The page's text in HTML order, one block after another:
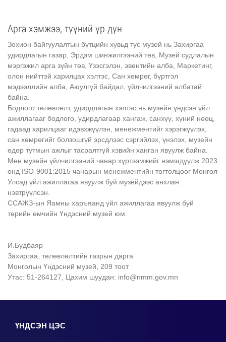
Арга хэмжээ, түүний үр дүн
Зохион байгуулалтын бүтцийн хувьд тус музей нь Захиргаа
удирдлагын газар, Эрдэм шинжилгээний төв, Музей судлалын
мэргэжил арга зүйн төв, Үзэсгэлэн, эвентийн алба, Маркетинг,
олон нийттэй харилцах хэлтэс, Сан хөмрөг, бүртгэл
мэдээллийн алба, Аюулгүй байдал, үйлчилгээний албатай
байна.
Бодлого төлөвлөлт, удирдлагын хэлтэс нь музейн үндсэн үйл
ажиллагааг бодлого, удирдлагаар хангаж, санхүү, хүний нөөц,
гадаад харилцааг идэвхжүүлэн, менежментийг хэрэгжүүлэх,
сан хөмрөгийг болзошгүй эрсдлээс сэргийлэх, үнэлэх, музейн
өдөр тутмын ажлыг тасралтгүй хэвийн ханган явуулж байна.
Мөн музейн үйлчилгээний чанар хүртээмжийг нэмэгдүүлж 2023
онд ISO-9001:2015 чанарын менежментийн тогтолцоог Монгол
Улсад үйл ажиллагаа явуулж буй музейдээс анхлан
нэвтрүүлсэн.
ССАЖЗ-ын Яамны харъяанд үйл ажиллагаа явуулж буй
төрийн өмчийн Үндэсний музей юм.
И.Будбаяр
Захиргаа, төлөвлөлтийн газрын дарга
Монголын Үндэсний музей, 209 тоот
Утас: 51-264127, Цахим шуудан: info@nmm.gov.mn
ҮНДСЭН ЦЭС